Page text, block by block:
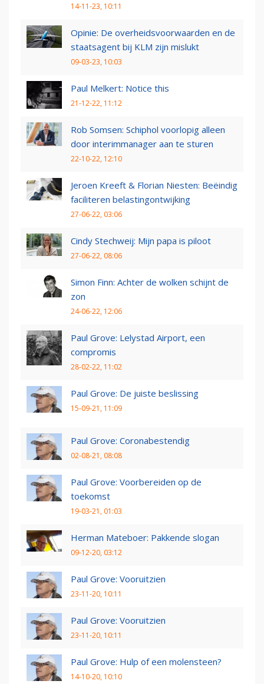
14-11-23, 10:11
Opinie: De overheidsvoorwaarden en de
staatsagent bij KLM zijn mislukt
09-03-23, 10:03
Paul Melkert: Notice this
21-12-22, 11:12
Rob Somsen: Schiphol voorlopig alleen
door interimmanager aan te sturen
22-10-22, 12:10
Jeroen Kreeft & Florian Niesten: Beëindig
faciliteren belastingontwijking
27-06-22, 03:06
Cindy Stechweij: Mijn papa is piloot
27-06-22, 08:06
Simon Finn: Achter de wolken schijnt de
zon
24-06-22, 12:06
Paul Grove: Lelystad Airport, een
compromis
28-02-22, 11:02
Paul Grove: De juiste beslissing
15-09-21, 11:09
Paul Grove: Coronabestendig
02-08-21, 08:08
Paul Grove: Voorbereiden op de
toekomst
19-03-21, 01:03
Herman Mateboer: Pakkende slogan
09-12-20, 03:12
Paul Grove: Vooruitzien
23-11-20, 10:11
Paul Grove: Vooruitzien
23-11-20, 10:11
Paul Grove: Hulp of een molensteen?
14-10-20, 10:10